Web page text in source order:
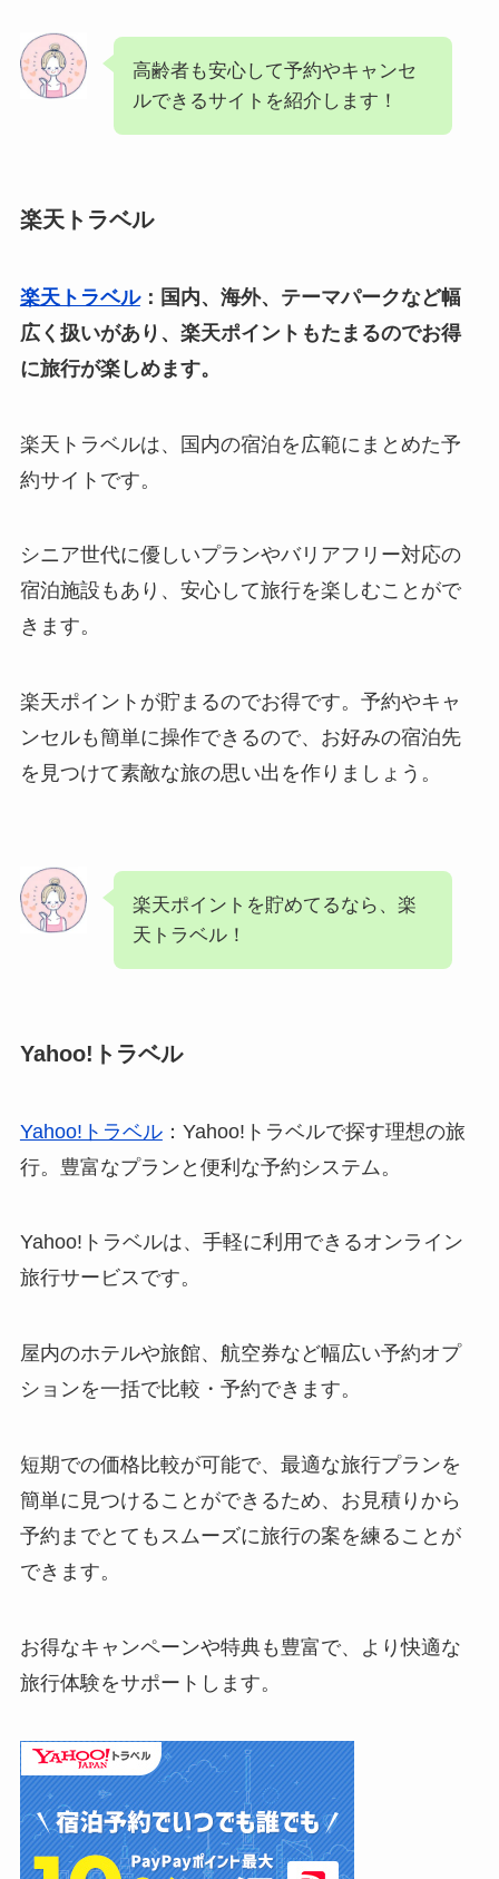
高齢者も安心して予約やキャンセ
ルできるサイトを紹介します！
楽天トラベル
楽天トラベル：国内、海外、テーマパークなど幅
広く扱いがあり、楽天ポイントもたまるのでお得
に旅行が楽しめます。
楽天トラベルは、国内の宿泊を広範にまとめた予
約サイトです。
シニア世代に優しいプランやバリアフリー対応の
宿泊施設もあり、安心して旅行を楽しむことがで
きます。
楽天ポイントが貯まるのでお得です。予約やキャ
ンセルも簡単に操作できるので、お好みの宿泊先
を見つけて素敵な旅の思い出を作りましょう。
楽天ポイントを貯めてるなら、楽
Yahoo!トラベル：Yahoo!トラベルで探す理想の旅
Yahoo!トラベルは、手軽に利用できるオンライン
旅行サービスです。
ションを一括で比較・予約できます。
簡単に見つけることができるため、お見積りから
予約までとてもスムーズに旅行の案を練ることが
できます。